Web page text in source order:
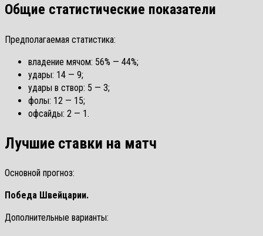
Общие статистические показатели
Предполагаемая статистика:
владение мячом: 56% — 44%;
удары: 14 — 9;
удары в створ: 5 — 3;
фолы: 12 — 15;
офсайды: 2 — 1.
Лучшие ставки на матч
Основной прогноз:
Победа Швейцарии.
Дополнительные варианты: